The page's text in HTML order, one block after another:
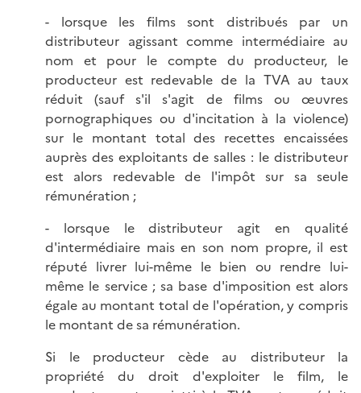
- lorsque les films sont distribués par un
distributeur agissant comme intermédiaire au
nom et pour le compte du producteur, le
producteur est redevable de la TVA au taux
réduit (sauf s'il s'agit de films ou œuvres
pornographiques ou d'incitation à la violence)
sur le montant total des recettes encaissées
auprès des exploitants de salles : le distributeur
est alors redevable de l'impôt sur sa seule
rémunération ;
- lorsque le distributeur agit en qualité
d'intermédiaire mais en son nom propre, il est
réputé livrer lui-même le bien ou rendre lui-
même le service ; sa base d'imposition est alors
égale au montant total de l'opération, y compris
le montant de sa rémunération.
Si le producteur cède au distributeur la
propriété du droit d'exploiter le film, le